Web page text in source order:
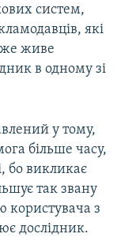
систем,
які
живе
в одному зі
у тому,
більше часу,
бо викликає
так звану
користувача з
дослідник.